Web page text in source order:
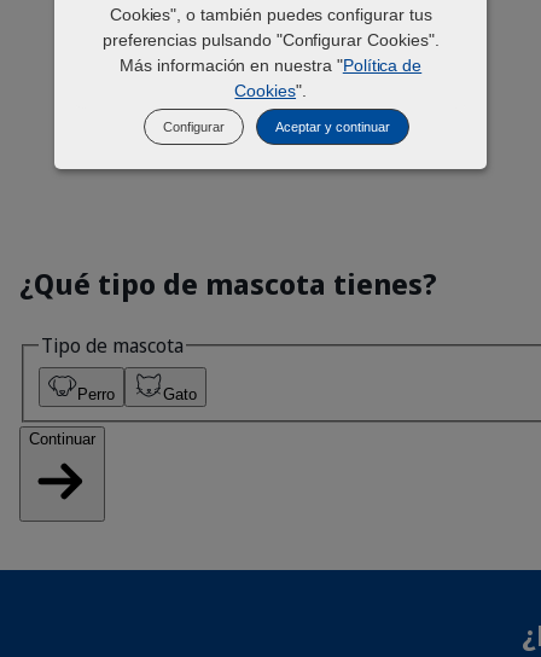
Cookies", o también puedes configurar tus
preferencias pulsando "Configurar Cookies".
Más información en nuestra "Política de
Cookies".
Configurar Aceptar y continuar